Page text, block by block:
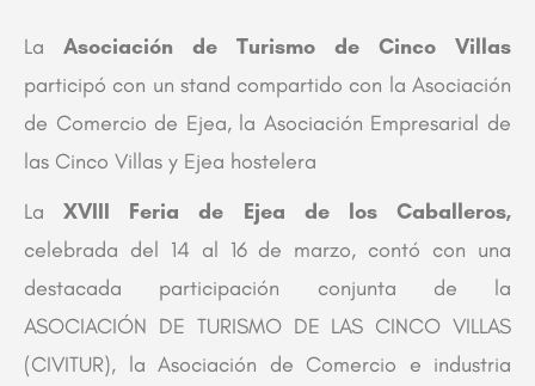
La Asociación de Turismo de Cinco Villas
participó con un stand compartido con la Asociación
de Comercio de Ejea, la Asociación Empresarial de
las Cinco Villas y Ejea hostelera
LaXVIII Feria de Ejea de los Caballeros,
celebrada del 14 al 16 de marzo, contó con una
destacada participación conjunta de la
ASOCIACIÓN DE TURISMO DE LAS CINCO VILLAS
(CIVITUR), la Asociación de Comercio e industria